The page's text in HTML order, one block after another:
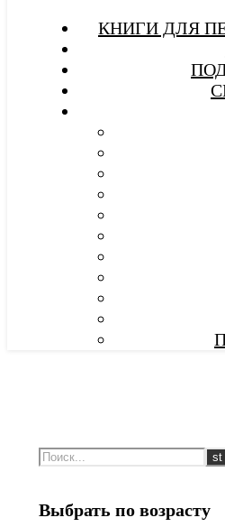
КНИГИ ДЛЯ
Выбрать по возрасту